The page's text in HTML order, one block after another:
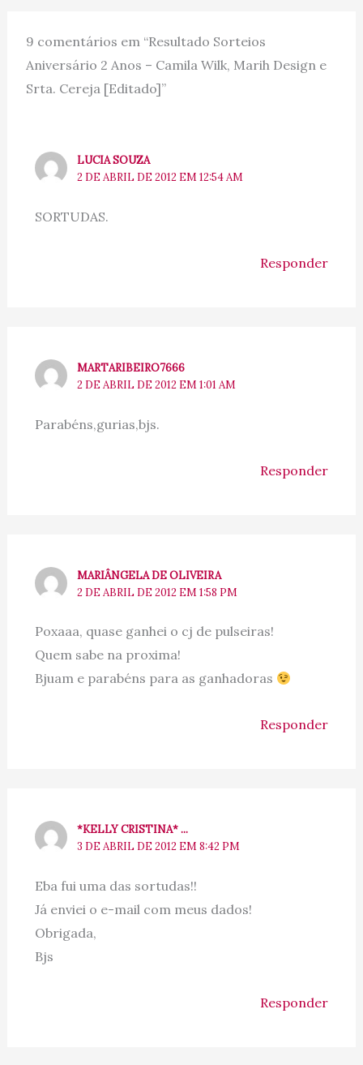
9 comentários em “Resultado Sorteios
Aniversário 2 Anos – Camila Wilk, Marih Design e
Srta. Cereja [Editado]”
LUCIA SOUZA
2 DE ABRIL DE 2012 EM 12:54 AM
SORTUDAS.
Responder
MARTARIBEIRO7666
2 DE ABRIL DE 2012 EM 1:01 AM
Parabéns,gurias,bjs.
Responder
MARIÂNGELA DE OLIVEIRA
2 DE ABRIL DE 2012 EM 1:58 PM
Poxaaa, quase ganhei o cj de pulseiras!
Quem sabe na proxima!
Bjuam e parabéns para as ganhadoras
Responder
*KELLY CRISTINA* ...
3 DE ABRIL DE 2012 EM 8:42 PM
Eba fui uma das sortudas!!
Já enviei o e-mail com meus dados!
Obrigada,
Bjs
Responder